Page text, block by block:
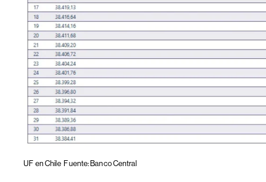
UF en Chile Fuente: Banco Central